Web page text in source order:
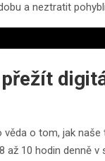
a neztratit
o tom, jak
10 hodin denně